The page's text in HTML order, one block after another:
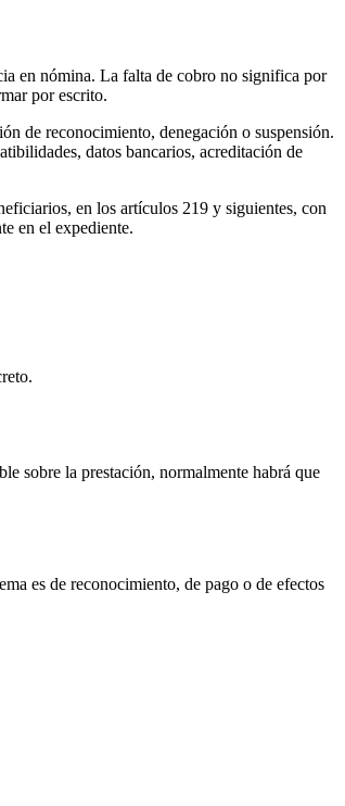
en nómina. La falta de cobro no significa por
por escrito.
de reconocimiento, denegación o suspensión.
datos bancarios, acreditación de
en los artículos 219 y siguientes, con
en el expediente.
sobre la prestación, normalmente habrá que
es de reconocimiento, de pago o de efectos